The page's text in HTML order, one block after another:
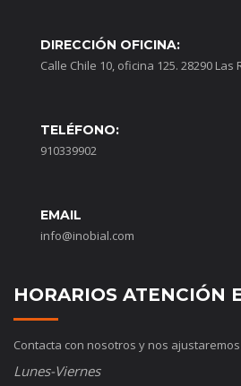
DIRECCIÓN OFICINA:
Calle Chile 10, oficina 125. 28290 Las
TELÉFONO:
910339902
EMAIL
info@inobial.com
HORARIOS ATENCIÓN
Contacta con nosotros y nos
Lunes-Viernes